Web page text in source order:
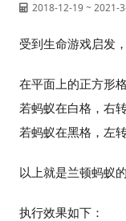
2018-12-19 ~ 2021-
受到生命游戏启发
在平面上的正方形
若蚂蚁在白格，右
若蚂蚁在黑格，左
以上就是兰顿蚂蚁
执行效果如下：